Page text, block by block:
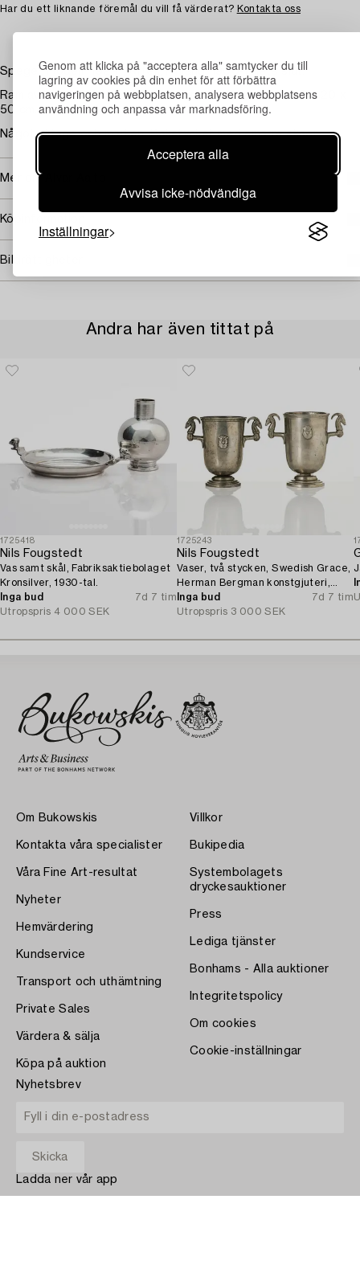
Genom att klicka på "acceptera alla" samtycker du till
lagring av cookies på din enhet för att förbättra
navigeringen på webbplatsen, analysera webbplatsens
användning och anpassa vår marknadsföring.
Acceptera alla
Avvisa icke-nödvändiga
Inställningar
Har du ett liknande föremål du vill få värderat? Kontakta oss
Spegel, modell "192A", Artek, Finland, 1900-talets slut.
Ram av björk. Stämplad Made in Finland Artek Norrcraft. 120 x
50 cm.
Något slitage och märken. Bakstycket med smärre skaor.
Mer om Alvar Aalto
Köpinformation
Bildrättigheter
Andra har även tittat på
1725418
Nils Fougstedt
Vas samt skål, Fabriksaktiebolaget
Kronsilver, 1930-tal.
Inga bud
7d 7 tim
Utropspris 4 000 SEK
1725243
Nils Fougstedt
Vaser, två stycken, Swedish Grace,
Herman Bergman konstgjuteri,
Stockholm, 1930.
Inga bud
7d 7 tim
Utropspris 3 000 SEK
Om Bukowskis
Kontakta våra specialister
Våra Fine Art-resultat
Nyheter
Hemvärdering
Kundservice
Transport och uthämtning
Private Sales
Värdera & sälja
Köpa på auktion
Villkor
Bukipedia
Systembolagets
dryckesauktioner
Press
Lediga tjänster
Bonhams - Alla auktioner
Integritetspolicy
Om cookies
Cookie-inställningar
Nyhetsbrev
Ladda ner vår app